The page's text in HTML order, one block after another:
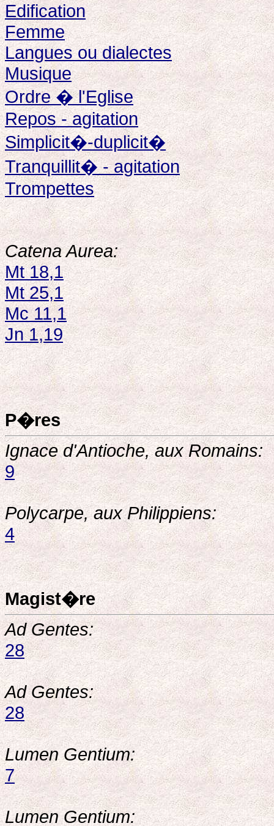
Edification
Femme
Langues ou dialectes
Musique
Ordre � l'Eglise
Repos - agitation
Simplicit�-duplicit�
Tranquillit� - agitation
Trompettes
Catena Aurea:
Mt 18,1
Mt 25,1
Mc 11,1
Jn 1,19
P�res
Ignace d'Antioche, aux Romains:
9
Polycarpe, aux Philippiens:
4
Magist�re
Ad Gentes:
28
Ad Gentes:
28
Lumen Gentium:
7
Lumen Gentium: